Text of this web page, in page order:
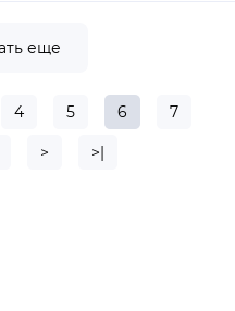
еще
4 5 6 7
> >|